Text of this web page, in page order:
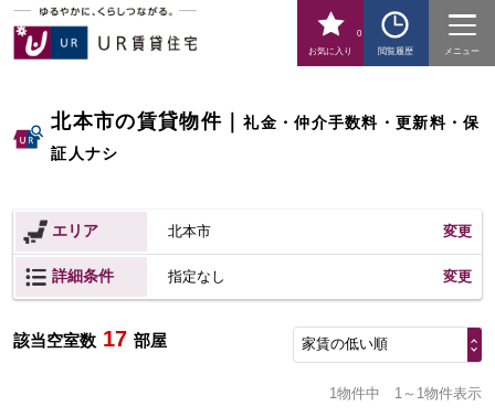
お気に入り
0
閲覧履歴
メニュー
北本市の賃貸物件｜礼金・仲介手数料・更新料・保
証人ナシ
エリア 北本市 変更
詳細条件 指定なし 変更
該当空室数 17 部屋 家賃の低い順
1物件中 1～1物件表示